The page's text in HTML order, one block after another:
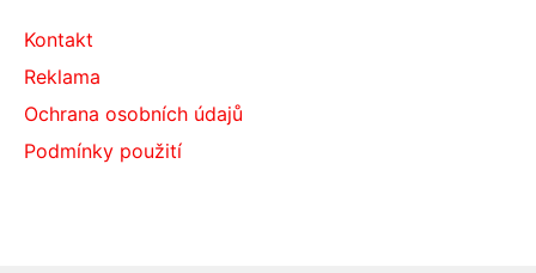
Kontakt
Reklama
Ochrana osobních údajů
Podmínky použití